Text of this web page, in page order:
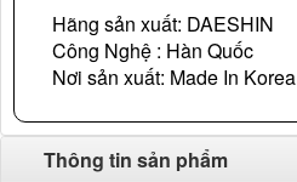
Hãng sản xuất: DAESHIN
Công Nghệ : Hàn Quốc
Nơi sản xuất: Made In Korea
Thông tin sản phẩm